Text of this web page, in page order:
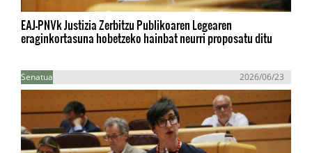
EAJ-PNVk Justizia Zerbitzu Publikoaren Legearen
eraginkortasuna hobetzeko hainbat neurri proposatu ditu
Senatua 2026/06/23